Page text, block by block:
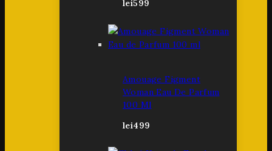
lei599
Amouage Figment
Woman Eau De Parfum
100 Ml
lei499